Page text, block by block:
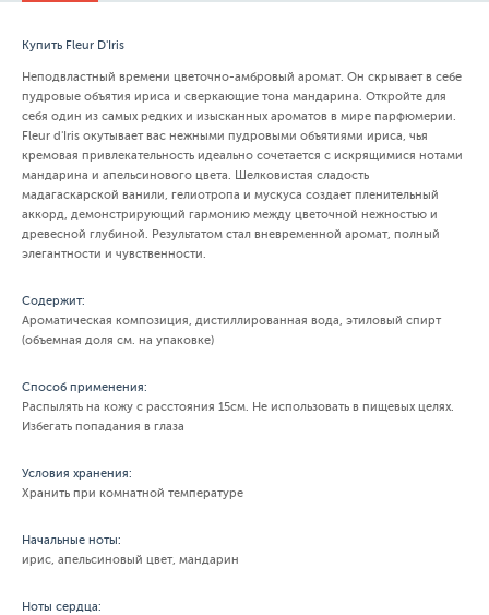
Купить Fleur D'Iris
Неподвластный времени цветочно-амбровый аромат. Он скрывает в себе
пудровые объятия ириса и сверкающие тона мандарина. Откройте для
себя один из самых редких и изысканных ароматов в мире парфюмерии.
Fleur d'Iris окутывает вас нежными пудровыми объятиями ириса, чья
кремовая привлекательность идеально сочетается с искрящимися нотами
мандарина и апельсинового цвета. Шелковистая сладость
мадагаскарской ванили, гелиотропа и мускуса создает пленительный
аккорд, демонстрирующий гармонию между цветочной нежностью и
древесной глубиной. Результатом стал вневременной аромат, полный
элегантности и чувственности.
Содержит:
Ароматическая композиция, дистиллированная вода, этиловый спирт
(объемная доля см. на упаковке)
Способ применения:
Распылять на кожу с расстояния 15см. Не использовать в пищевых целях.
Избегать попадания в глаза
Условия хранения:
Хранить при комнатной температуре
Начальные ноты:
ирис, апельсиновый цвет, мандарин
Ноты сердца: